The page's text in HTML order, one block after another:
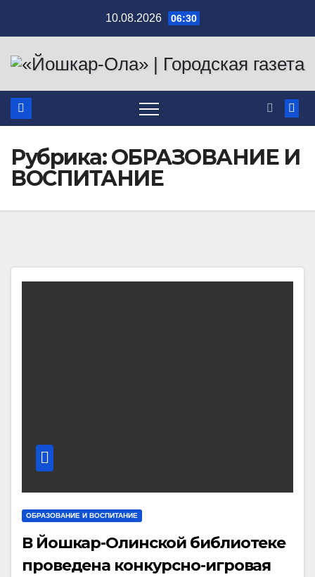
содержимому
10.08.2026 06:30
Рубрика:ОБРАЗОВАНИЕ И
ВОСПИТАНИЕ
ОБРАЗОВАНИЕ И ВОСПИТАНИЕ
В Йошкар-Олинской библиотеке
проведена конкурсно-игровая